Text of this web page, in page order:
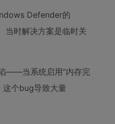
Defender的
当时解决方案是临时关
——当系统启用“内存完
这个bug导致大量